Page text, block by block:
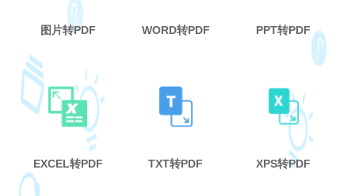
图片转PDF WORD转PDF PPT转PDF
EXCEL转PDF TXT转PDF XPS转PDF